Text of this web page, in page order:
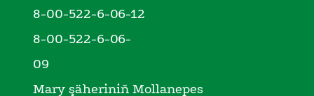
8-00-522-6-06-12
8-00-522-6-06-
09
Mary şäheriniň Mollanepes